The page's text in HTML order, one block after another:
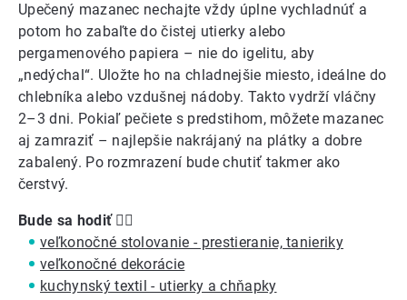
Upečený mazanec nechajte vždy úplne vychladnúť a
potom ho zabaľte do čistej utierky alebo
pergamenového papiera – nie do igelitu, aby
„nedýchal“. Uložte ho na chladnejšie miesto, ideálne do
chlebníka alebo vzdušnej nádoby. Takto vydrží vláčny
2–3 dni. Pokiaľ pečiete s predstihom, môžete mazanec
aj zamraziť – najlepšie nakrájaný na plátky a dobre
zabalený. Po rozmrazení bude chutiť takmer ako
čerstvý.
Bude sa hodiť 👍🏼
veľkonočné stolovanie - prestieranie, tanieriky
veľkonočné dekorácie
kuchynský textil - utierky a chňapky